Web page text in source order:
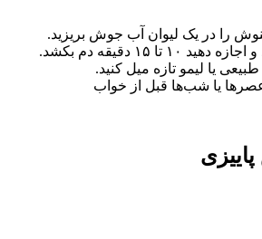
را در یک لیوان آب جوش بریزید.
تا ۱۵ دقیقه دم بکشد.
یا لیمو تازه میل کنید.
یا شب‌ها قبل از خواب